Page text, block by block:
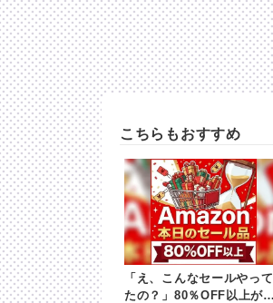
こちらもおすすめ
「え、こんなセールやって
たの？」80％OFF以上が